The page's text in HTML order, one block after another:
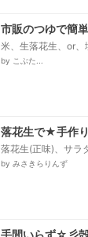
市販のつゆで簡
米、生落花生、or、
(白だし、これうま
by こぶた...
落花生で★手作
落花生(正味)、サラ
糖、塩
by みさきらりんず
手間いらず☆彡